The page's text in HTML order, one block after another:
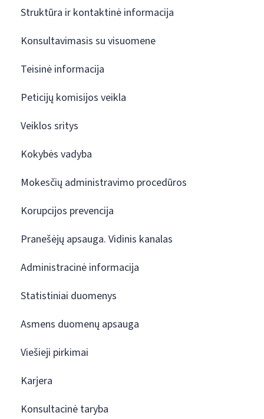
Struktūra ir kontaktinė informacija
Konsultavimasis su visuomene
Teisinė informacija
Peticijų komisijos veikla
Veiklos sritys
Kokybės vadyba
Mokesčių administravimo procedūros
Korupcijos prevencija
Pranešėjų apsauga. Vidinis kanalas
Administracinė informacija
Statistiniai duomenys
Asmens duomenų apsauga
Viešieji pirkimai
Karjera
Konsultacinė taryba